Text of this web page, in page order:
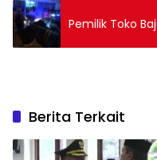
Pemilik Toko
Berita Terkait